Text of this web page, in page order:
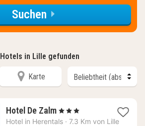
Suchen
Hotels in Lille gefunden
Karte
Hotel De Zalm1
Nacht
, 3 Sterne
Hotel in Herentals · 7.3 Km von Lille